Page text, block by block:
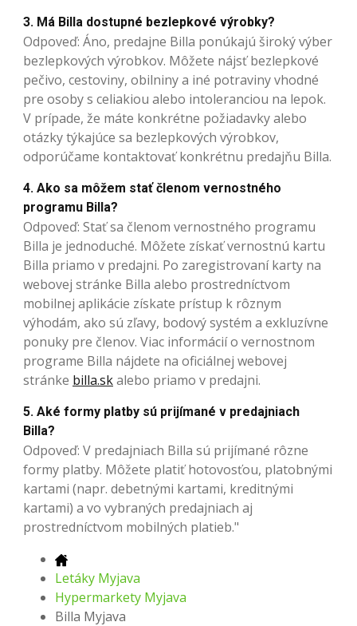
3. Má Billa dostupné bezlepkové výrobky?
Odpoveď: Áno, predajne Billa ponúkajú široký výber
bezlepkových výrobkov. Môžete nájsť bezlepkové
pečivo, cestoviny, obilniny a iné potraviny vhodné
pre osoby s celiakiou alebo intoleranciou na lepok.
V prípade, že máte konkrétne požiadavky alebo
otázky týkajúce sa bezlepkových výrobkov,
odporúčame kontaktovať konkrétnu predajňu Billa.
4. Ako sa môžem stať členom vernostného
programu Billa?
Odpoveď: Stať sa členom vernostného programu
Billa je jednoduché. Môžete získať vernostnú kartu
Billa priamo v predajni. Po zaregistrovaní karty na
webovej stránke Billa alebo prostredníctvom
mobilnej aplikácie získate prístup k rôznym
výhodám, ako sú zľavy, bodový systém a exkluzívne
ponuky pre členov. Viac informácií o vernostnom
programe Billa nájdete na oficiálnej webovej
stránke billa.skalebo priamo v predajni.
5. Aké formy platby sú prijímané v predajniach
Billa?
Odpoveď: V predajniach Billa sú prijímané rôzne
formy platby. Môžete platiť hotovosťou, platobnými
kartami (napr. debetnými kartami, kreditnými
kartami) a vo vybraných predajniach aj
prostredníctvom mobilných platieb."
Letáky Myjava
Hypermarkety Myjava
Billa Myjava